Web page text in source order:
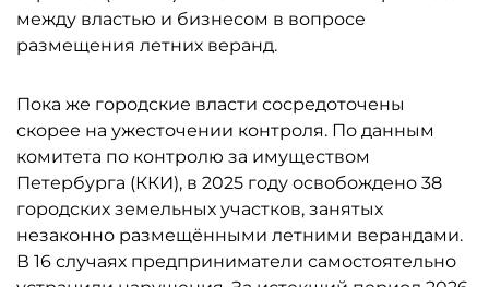
между властью и бизнесом в вопросе
размещения летних веранд.
Пока же городские власти сосредоточены
скорее на ужесточении контроля. По данным
комитета по контролю за имуществом
Петербурга (ККИ), в 2025 году освобождено 38
городских земельных участков, занятых
незаконно размещёнными летними верандами.
В 16 случаях предприниматели самостоятельно